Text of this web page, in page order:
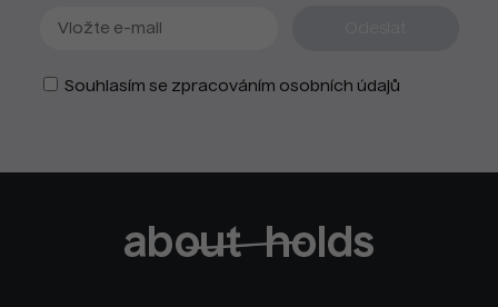
Souhlasím se zpracováním osobních údajů